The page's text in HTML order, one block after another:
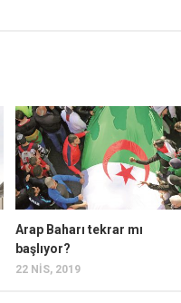
Arap Baharı tekrar mı
başlıyor?
22 NIS, 2019